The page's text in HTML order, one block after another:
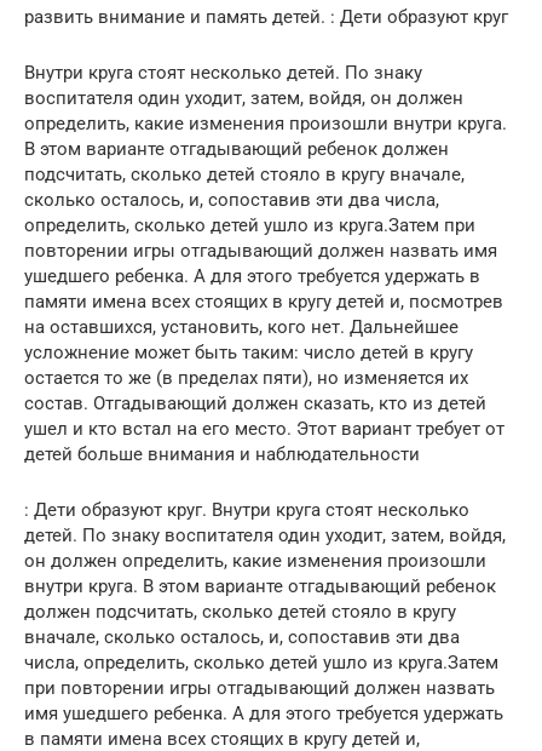
развить внимание и память детей. : Дети образуют круг
Внутри круга стоят несколько детей. По знаку
воспитателя один уходит, затем, войдя, он должен
определить, какие изменения произошли внутри круга.
В этом варианте отгадывающий ребенок должен
подсчитать, сколько детей стояло в кругу вначале,
сколько осталось, и, сопоставив эти два числа,
определить, сколько детей ушло из круга.Затем при
повторении игры отгадывающий должен назвать имя
ушедшего ребенка. А для этого требуется удержать в
памяти имена всех стоящих в кругу детей и, посмотрев
на оставшихся, установить, кого нет. Дальнейшее
усложнение может быть таким: число детей в кругу
остается то же (в пределах пяти), но изменяется их
состав. Отгадывающий должен сказать, кто из детей
ушел и кто встал на его место. Этот вариант требует от
детей больше внимания и наблюдательности
: Дети образуют круг. Внутри круга стоят несколько
детей. По знаку воспитателя один уходит, затем, войдя,
он должен определить, какие изменения произошли
внутри круга. В этом варианте отгадывающий ребенок
должен подсчитать, сколько детей стояло в кругу
вначале, сколько осталось, и, сопоставив эти два
числа, определить, сколько детей ушло из круга.Затем
при повторении игры отгадывающий должен назвать
имя ушедшего ребенка. А для этого требуется удержать
в памяти имена всех стоящих в кругу детей и,